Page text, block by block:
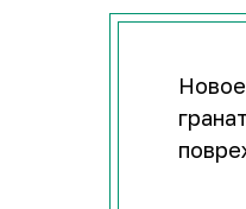
Новое